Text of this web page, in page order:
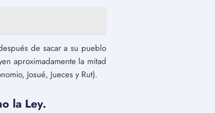
de sacar a su pueblo
aproximadamente la mitad
Josué, Jueces y Rut).
la Ley.